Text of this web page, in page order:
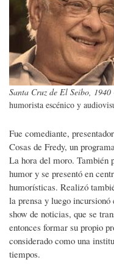
Santa Cruz de El Seibo, 1940
humorista escénico y
Fue comediante,
Cosas de Fredy, un
La hora del moro. También
humor y se presentó en
humorísticas. Realizó
la prensa y luego
show de noticias, que se
entonces formar su propio
considerado como una
tiempos.